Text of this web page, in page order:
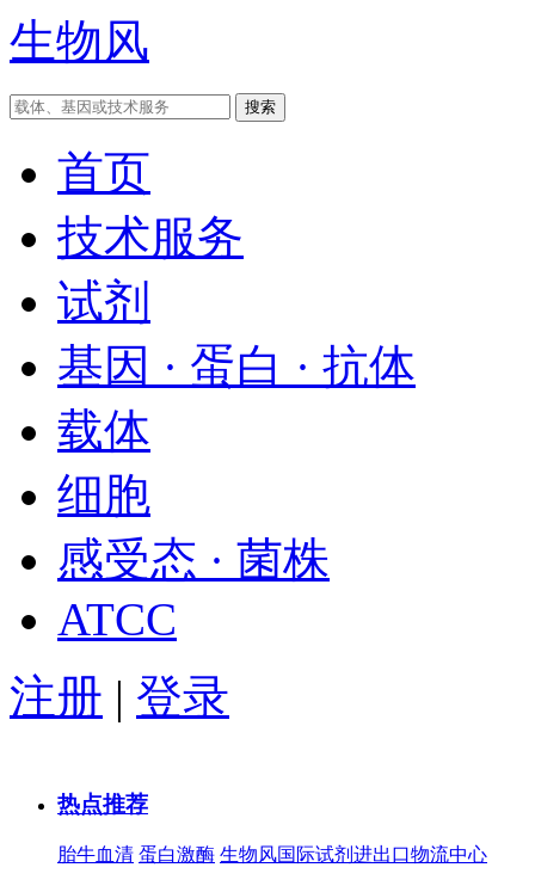
生物风
首页
技术服务
试剂
基因 · 蛋白 · 抗体
载体
细胞
感受态 · 菌株
ATCC
注册 | 登录
热点推荐
胎牛血清 蛋白激酶 生物风国际试剂进出口物流中心